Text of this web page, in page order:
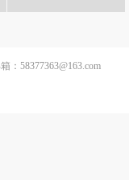
：58377363@163.com